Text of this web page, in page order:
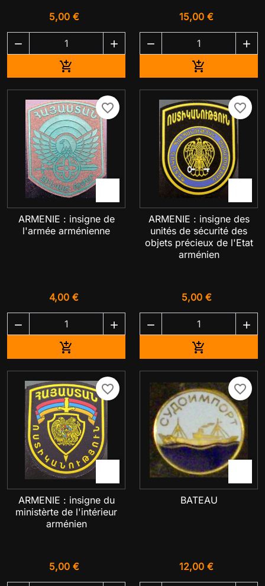
5,00 €
 

15,00 €
 

favorite_border
ARMENIE : insigne de
l'armée arménienne
4,00 €
 

favorite_border
ARMENIE : insigne des
unités de sécurité des
objets précieux de l'Etat
arménien
5,00 €
 

favorite_border
ARMENIE : insigne du
ministèrte de l'intérieur
arménien
5,00 €
favorite_border
BATEAU
12,00 €